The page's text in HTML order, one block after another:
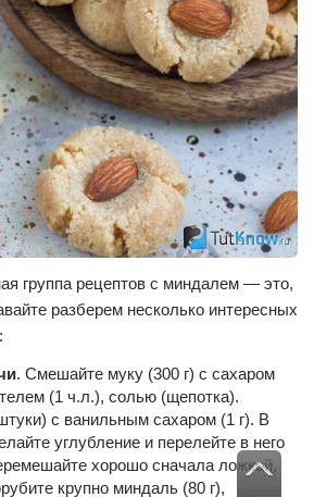
группа рецептов с миндалем — это,
разберем несколько интересных
. Смешайте муку (300 г) с сахаром
(1 ч.л.), солью (щепотка).
с ванильным сахаром (1 г). В
углубление и перелейте в него
хорошо сначала ложкой,
крупно миндаль (80 г),